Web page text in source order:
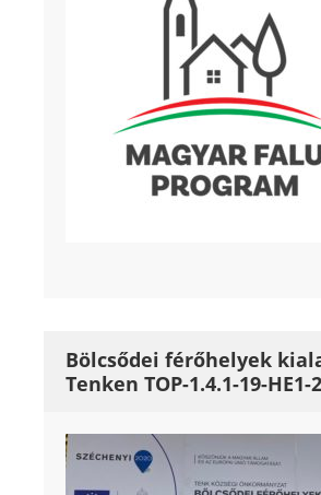
Bölcsődei férőhelyek
Tenken TOP-1.4.1-19-HE1-